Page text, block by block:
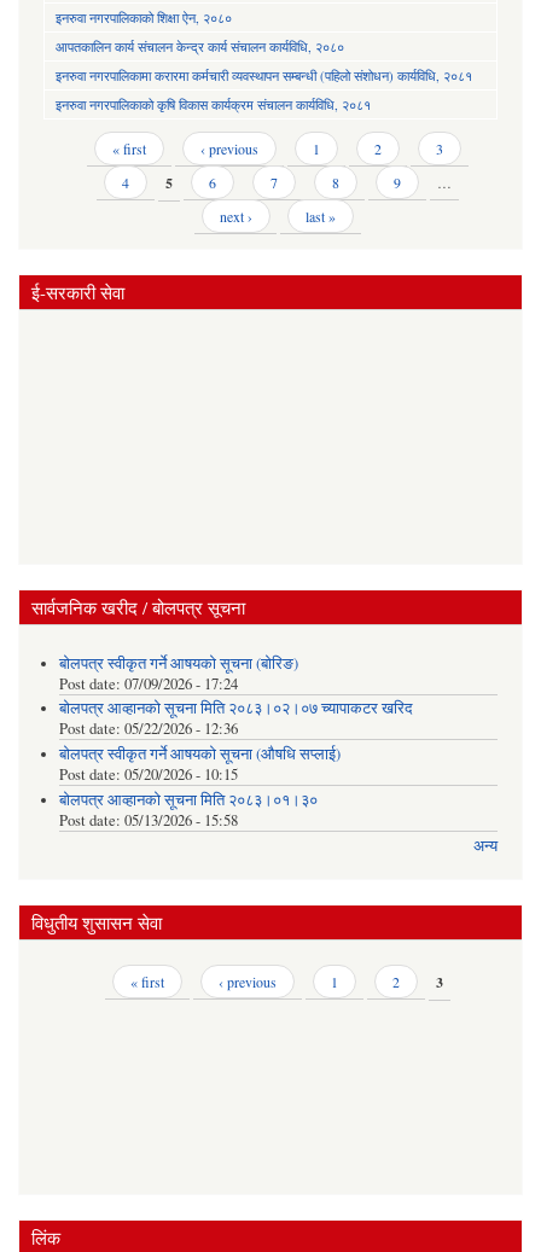
इनरुवा नगरपालिकाको शिक्षा ऐन, २०८०
आपतकालिन कार्य संचालन केन्द्र कार्य संचालन कार्यविधि, २०८०
इनरुवा नगरपालिकामा करारमा कर्मचारी व्यवस्थापन सम्बन्धी (पहिलो संशोधन) कार्यविधि, २०८१
इनरुवा नगरपालिकाको कृषि विकास कार्यक्रम संचालन कार्यविधि, २०८१
« first ‹ previous 1 2
3
4
5 6 7 8 9
…
next ›
last »
ई-सरकारी सेवा
सार्वजनिक खरीद / बोलपत्र सूचना
बोलपत्र स्वीकृत गर्ने आषयको सूचना (बोरिङ)
Post date: 07/09/2026 - 17:24
बोलपत्र आव्हानको सूचना मिति २०८३।०२।०७ च्यापाकटर खरिद
Post date: 05/22/2026 - 12:36
बोलपत्र स्वीकृत गर्ने आषयको सूचना (औषधि सप्लाई)
Post date: 05/20/2026 - 10:15
बोलपत्र आव्हानको सूचना मिति २०८३।०१।३०
Post date: 05/13/2026 - 15:58
अन्य
विधुतीय शुसासन सेवा
« first ‹ previous 1 2 3
लिंक